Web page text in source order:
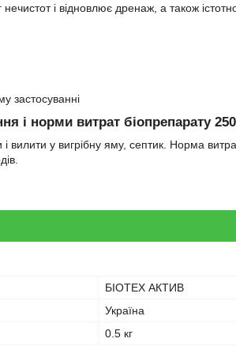
і відновлює дренаж, а також
застосуванні
і норми витрат біопрепарату
у вигрібну яму, септик. Норма
БІОТЕХ АКТИВ
Україна
0.5 кг